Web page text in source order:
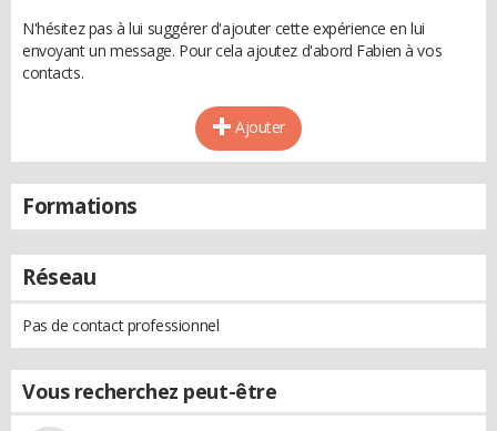
N'hésitez pas à lui suggérer d'ajouter cette expérience en lui
envoyant un message. Pour cela ajoutez d'abord Fabien à vos
contacts.
Ajouter
Formations
Réseau
Pas de contact professionnel
Vous recherchez peut-être